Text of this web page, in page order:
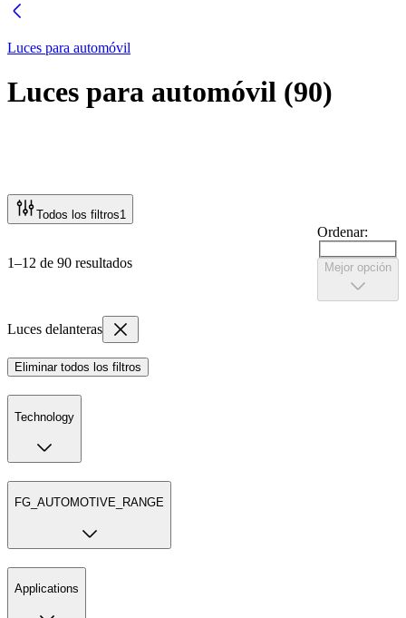
Luces para automóvil
Luces para automóvil (90)
Todos los filtros1
1–12 de 90 resultados
Ordenar:
Mejor opción
Luces delanteras
Eliminar todos los filtros
Technology
FG_AUTOMOTIVE_RANGE
Applications